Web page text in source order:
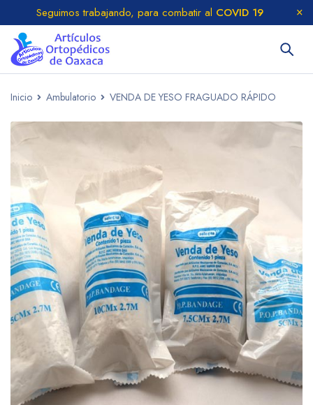
Seguimos trabajando, para combatir al COVID 19
Inicio Ambulatorio VENDA DE YESO FRAGUADO RÁPIDO